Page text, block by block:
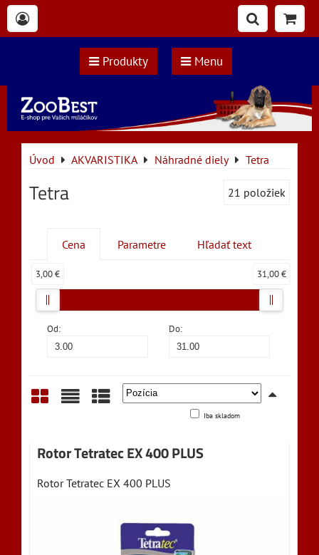
Produkty Menu
Úvod AKVARISTIKA Náhradné diely Tetra
Tetra 21 položiek
Cena Parametre Hľadať text
Od: Do:
3,00 € 31,00 €
Iba skladom
Rotor Tetratec EX 400 PLUS
Rotor Tetratec EX 400 PLUS